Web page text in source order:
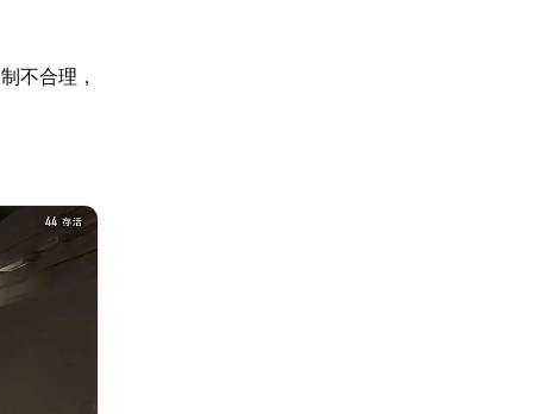
不合理，